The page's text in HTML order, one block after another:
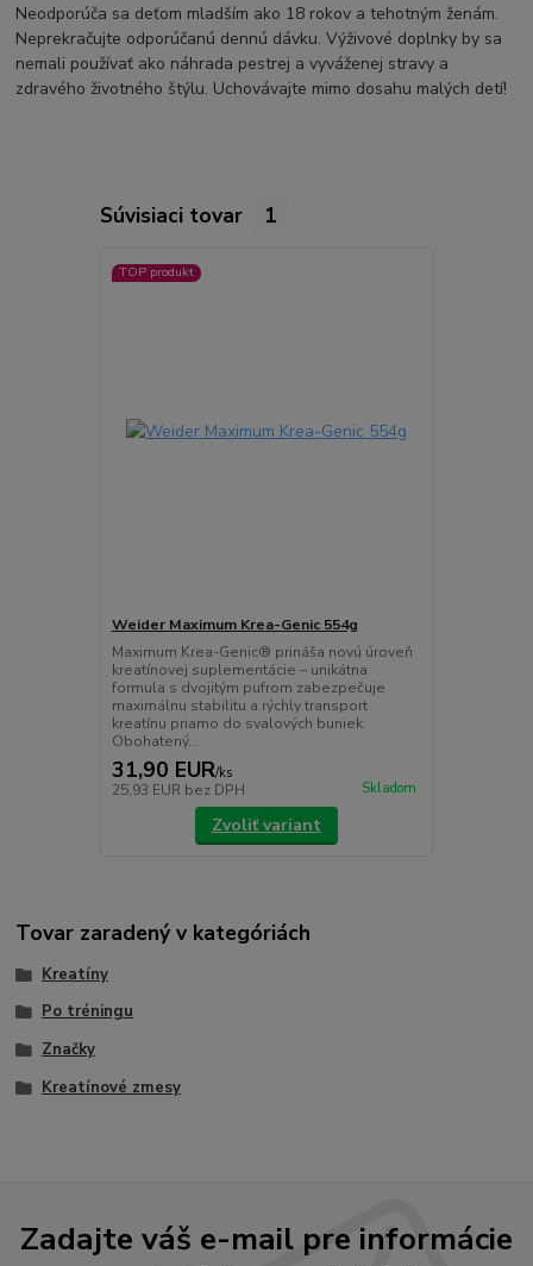
Neodporúča sa deťom mladším ako 18 rokov a tehotným ženám.
Neprekračujte odporúčanú dennú dávku. Výživové doplnky by sa
nemali používať ako náhrada pestrej a vyváženej stravy a
zdravého životného štýlu. Uchovávajte mimo dosahu malých detí!
Súvisiaci tovar 1
TOP produkt
Weider Maximum Krea-Genic 554g
Maximum Krea-Genic® prináša novú úroveň
kreatínovej suplementácie – unikátna
formula s dvojitým pufrom zabezpečuje
maximálnu stabilitu a rýchly transport
kreatínu priamo do svalových buniek.
Obohatený...
31,90 EUR/ks
25,93 EUR bez DPH Skladom
Zvoliť variant
Tovar zaradený v kategóriách
Kreatíny
Po tréningu
Značky
Kreatínové zmesy
Zadajte váš e-mail pre informácie